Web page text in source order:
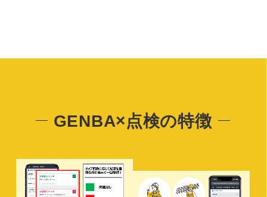
GENBA×点検の特徴